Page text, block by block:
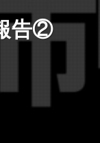
告②